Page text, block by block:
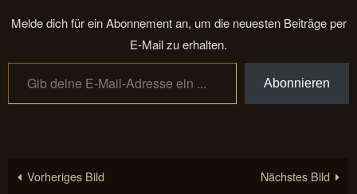
Melde dich für ein Abonnement an, um die neuesten Beiträge per
E-Mail zu erhalten.
Gib deine E-Mail-Adresse ein ...
Abonnieren
Vorheriges Bild Nächstes Bild